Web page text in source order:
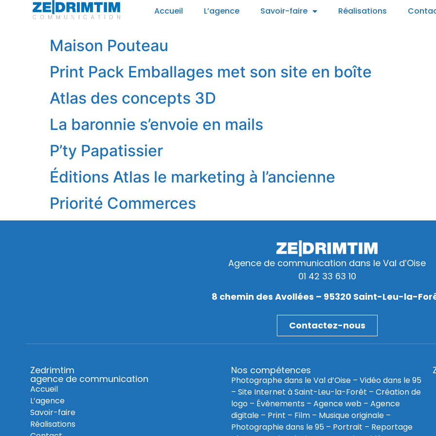
Accueil L’agence Savoir-faire Réalisations
Maison Pouteau
Print Pack Emballages met son site en boîte
Atlas des concepts 3D
La baronnie s’envoie en mails
P’ty Papatissier
Éditions Atlas le marketing à l’ancienne
Priorité Commerces
Agence de communication dans le Val d’Oise
01 42 33 63 10
8 chemin des Avollées – 95320 Saint-Leu-la-
Contactez-nous
Zedrimtim
agence de communication
Accueil
L’agence
Savoir-faire
Réalisations
Nos compétences
Photographe dans le Val d’Oise –Vidéo dans le 95
–Site Internet à Saint-Leu-la-Forêt –Création de
logo – Évènements –Agence web –Agence
digitale – Print – Film – Musique originale –
Photographie dans le 95 – Portrait – Reportage
Panneau de gestion des cookies